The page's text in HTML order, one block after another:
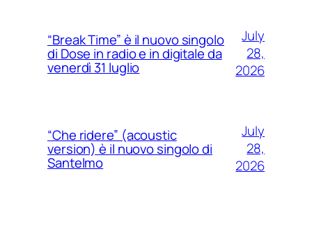
“Break Time” è il nuovo singolo
di Dose in radio e in digitale da
venerdì 31 luglio
July
28,
2026
“Che ridere” (acoustic
version) è il nuovo singolo di
Santelmo
July
28,
2026